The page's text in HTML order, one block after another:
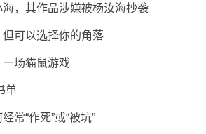
，其作品涉嫌被杨汝海抄袭
可以选择你的角落
场猫鼠游戏
单
常“作死”或“被坑”